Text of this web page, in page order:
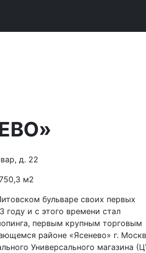
д. 22​
м2
бульваре своих первых
году и с этого времени стал
первым крупным торговым
районе «Ясенево» г.
Универсального магазина